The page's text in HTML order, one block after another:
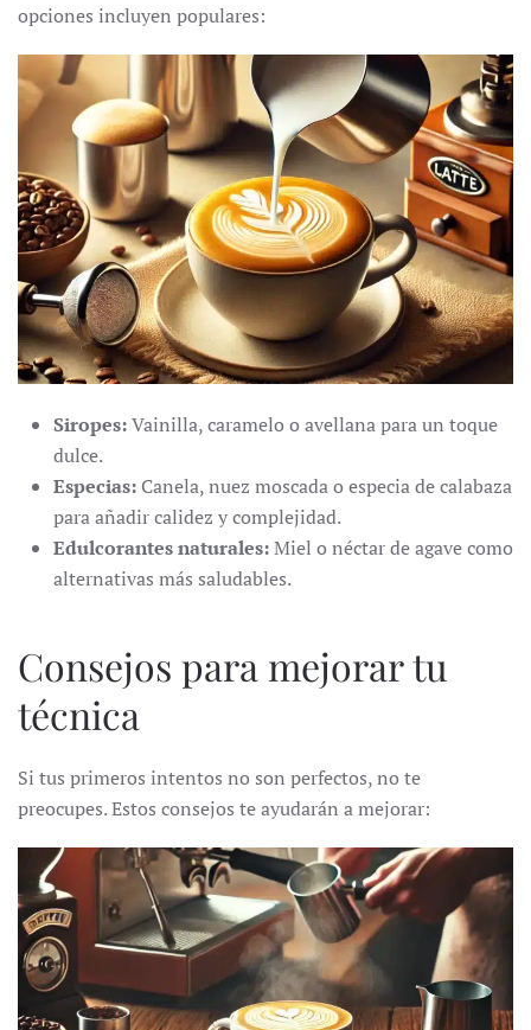
opciones incluyen populares:
Siropes:Vainilla, caramelo o avellana para un toque
dulce.
Especias: Canela, nuez moscada o especia de calabaza
para añadir calidez y complejidad.
Edulcorantes naturales:Miel o néctar de agave como
alternativas más saludables.
Consejos para mejorar tu
técnica
Si tus primeros intentos no son perfectos, no te
preocupes. Estos consejos te ayudarán a mejorar: